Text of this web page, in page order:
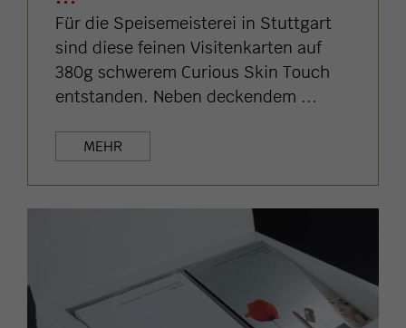
Für die Speisemeisterei in Stuttgart
sind diese feinen Visitenkarten auf
380g schwerem Curious Skin Touch
entstanden. Neben deckendem ...
MEHR